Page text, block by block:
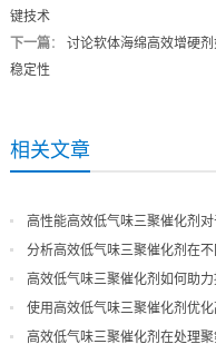
键技术
下一篇： 讨论软体海绵高效增硬
稳定性
相关文章
高性能高效低气味三聚催化剂
分析高效低气味三聚催化剂在
现
高效低气味三聚催化剂如何助
量
使用高效低气味三聚催化剂优
高效低气味三聚催化剂在处理